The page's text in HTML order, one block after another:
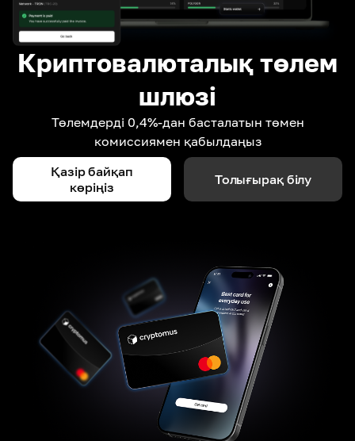
Криптовалюталық төлем
шлюзі
Төлемдерді 0,4%-дан басталатын төмен
комиссиямен қабылдаңыз
Қазір байқап
көріңіз
Толығырақ білу